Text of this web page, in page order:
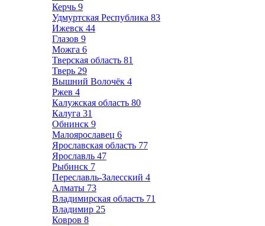
Керчь 9
Удмуртская Республика 83
Ижевск 44
Глазов 9
Можга 6
Тверская область 81
Тверь 29
Вышний Волочёк 4
Ржев 4
Калужская область 80
Калуга 31
Обнинск 9
Малоярославец 6
Ярославская область 77
Ярославль 47
Рыбинск 7
Переславль-Залесский 4
Алматы 73
Владимирская область 71
Владимир 25
Ковров 8